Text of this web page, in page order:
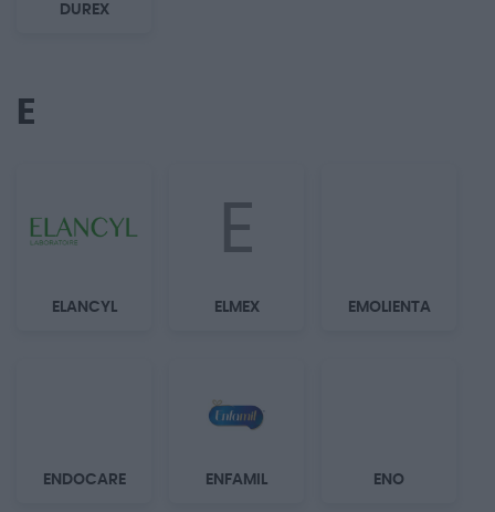
DUREX
E
ELANCYL
E
ELMEX EMOLIENTA
ENDOCARE ENFAMIL ENO